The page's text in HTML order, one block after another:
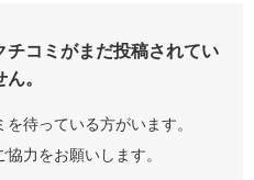
コミがまだ投稿されてい
。
待っている方がいます。
力をお願いします。